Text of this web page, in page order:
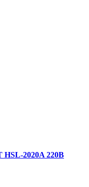
2020A 220В